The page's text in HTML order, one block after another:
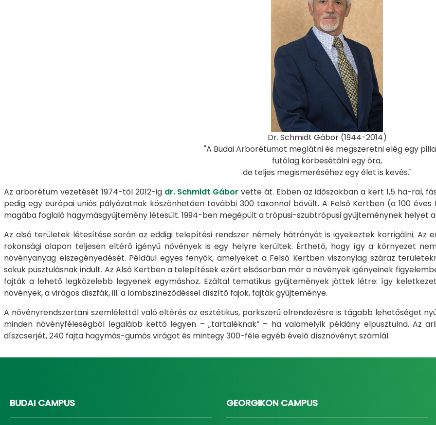
Dr. Schmidt Gábor (1944-2014)
"A Budai Arborétumot meglátni és megszeretni elég egy
futólag körbesétálni egy óra,
de teljes megismeréséhez egy élet is kevés."
Az arborétum vezetését 1974-től 2012-ig dr. Schmidt Gábor vette át. Ebben az időszakban a kert 1,5 ha-ral,
pedig egy európai uniós pályázatnak köszönhetően további 300 taxonnal bővült. A Felső Kertben (a 100
magába foglaló hagymásgyűjtemény létesült. 1994-ben megépült a trópusi-szubtrópusi gyűjteménynek helyet
Az alsó területek létesítése során az eddigi telepítési rendszer némely hátrányát is igyekeztek korrigálni. Az
rokonsági alapon teljesen eltérő igényű növények is egy helyre kerültek. Érthető, hogy így a környezet
növényanyag elszegényedését. Például egyes fenyők, amelyeket a Felső Kertben viszonylag száraz
sokuk pusztulásnak indult. Az Alsó Kertben a telepítések ezért elsősorban már a növények igényeinek
fajták a lehető legközelebb legyenek egymáshoz. Ezáltal tematikus gyűjtemények jöttek létre: így
növények, a virágos díszfák, ill. a lombszíneződéssel díszítő fajok, fajták gyűjteménye.
A növényrendszertani szemlélettől való eltérés az esztétikus, parkszerű elrendezésre is tágabb lehetőséget
minden növényféleségből legalább kettő legyen – „tartaléknak” – ha valamelyik példány elpusztulna. Az
díszcserjét, 240 fajta hagymás-gumós virágot és mintegy 300-féle egyéb évelő dísznövényt számlál.
BUDAI CAMPUS GEORGIKON CAMPUS